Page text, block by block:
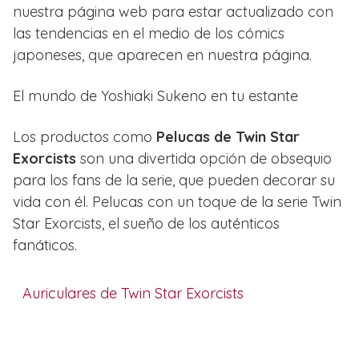
nuestra página web para estar actualizado con
las tendencias en el medio de los cómics
japoneses, que aparecen en nuestra página.
El mundo de Yoshiaki Sukeno en tu estante
Los productos como Pelucas de Twin Star
Exorcists son una divertida opción de obsequio
para los fans de la serie, que pueden decorar su
vida con él. Pelucas con un toque de la serie Twin
Star Exorcists, el sueño de los auténticos
fanáticos.
Auriculares de Twin Star Exorcists